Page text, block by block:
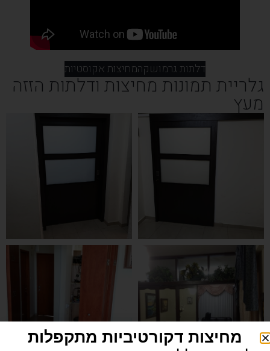
דלתות גרמושקהמחיצות אקוסטיות
גלריית תמונות מחיצות ודלתות הזזה
מעץ
מחיצות דקורטיביות מתקפלות